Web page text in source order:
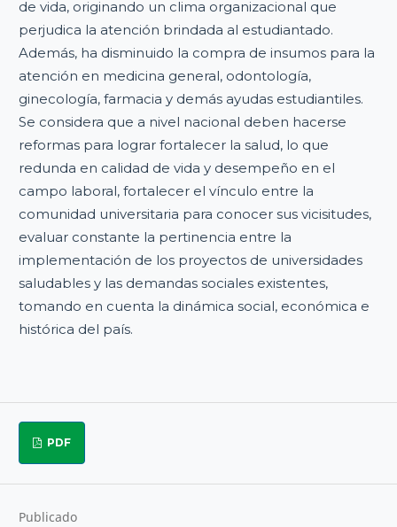
de vida, originando un clima organizacional que
perjudica la atención brindada al estudiantado.
Además, ha disminuido la compra de insumos para la
atención en medicina general, odontología,
ginecología, farmacia y demás ayudas estudiantiles.
Se considera que a nivel nacional deben hacerse
reformas para lograr fortalecer la salud, lo que
redunda en calidad de vida y desempeño en el
campo laboral, fortalecer el vínculo entre la
comunidad universitaria para conocer sus vicisitudes,
evaluar constante la pertinencia entre la
implementación de los proyectos de universidades
saludables y las demandas sociales existentes,
tomando en cuenta la dinámica social, económica e
histórica del país.
PDF
Publicado